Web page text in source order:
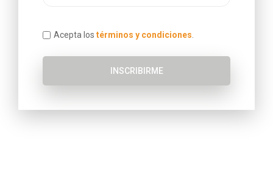
Acepta los términos y condiciones.
INSCRIBIRME